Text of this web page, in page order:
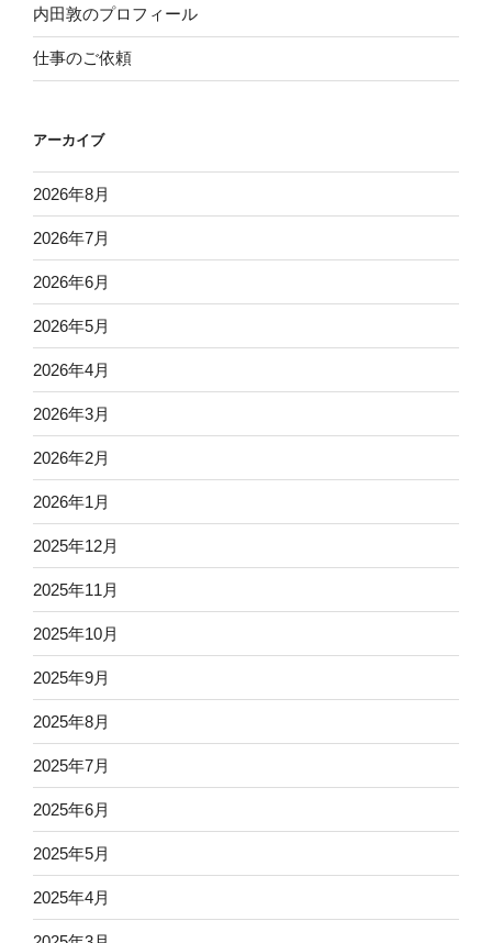
内田敦のプロフィール
仕事のご依頼
アーカイブ
2026年8月
2026年7月
2026年6月
2026年5月
2026年4月
2026年3月
2026年2月
2026年1月
2025年12月
2025年11月
2025年10月
2025年9月
2025年8月
2025年7月
2025年6月
2025年5月
2025年4月